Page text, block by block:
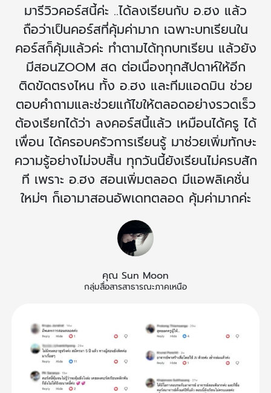
มารีวิวคอร์สนี้ค่ะ ..ได้ลงเรียนกับ อ.ฮง แล้ว
ถือว่าเป็นคอร์สที่คุ้มค่ามาก เฉพาะบทเรียนใน
คอร์สก็คุ้มแล้วค่ะ ทำตามได้ทุกบทเรียน แล้วยัง
มีสอนZOOM สด ต่อเนื่องทุกสัปดาห์ให้อีก
ติดขัดตรงไหน ทั้ง อ.ฮง และทีมแอดมิน ช่วย
ตอบคำถามและช่วยแก้ไขให้ตลอดอย่างรวดเร็ว
ต้องเรียกได้ว่า ลงคอร์สนี้แล้ว เหมือนได้ครู ได้
เพื่อน ได้ครอบครัวการเรียนรู้ มาช่วยเพิ่มทักษะ
ความรู้อย่างไม่จบสิ้น ทุกวันนี้ยังเรียนไม่ครบสัก
ที เพราะ อ.ฮง สอนเพิ่มตลอด มีแอพลิเคชั่น
ใหม่ๆ ก็เอามาสอนอัพเดทตลอด คุ้มค่ามากค่ะ
คุณ Sun Moon
กลุ่มสื่อสารสาธารณะภาคเหนือ